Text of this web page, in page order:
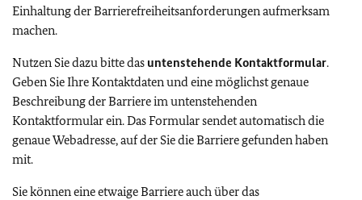
Einhaltung der Barrierefreiheitsanforderungen aufmerksam
machen.
Nutzen Sie dazu bitte das untenstehende Kontaktformular.
Geben Sie Ihre Kontaktdaten und eine möglichst genaue
Beschreibung der Barriere im untenstehenden
Kontaktformular ein. Das Formular sendet automatisch die
genaue Webadresse, auf der Sie die Barriere gefunden haben
mit.
Sie können eine etwaige Barriere auch über das